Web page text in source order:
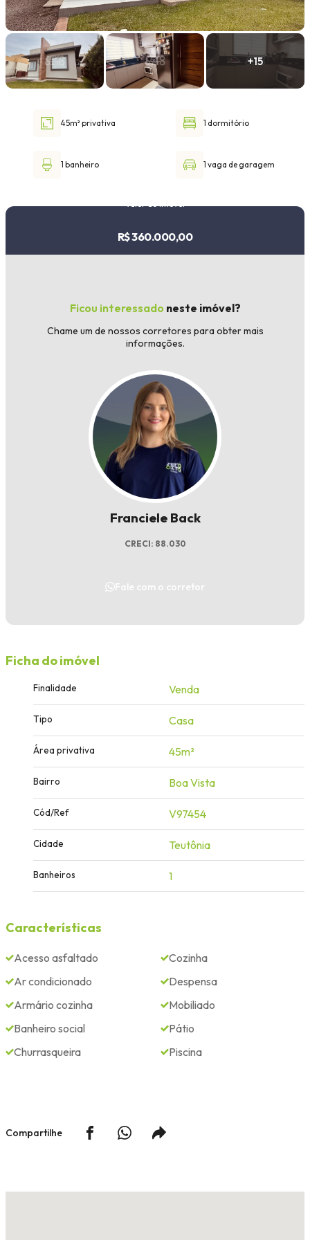
Faixa de valor
30.000,00até 1.000.000,00 ou +
45m² privativa 1 dormitório
1 banheiro 1 vaga de garagem
R$ 360.000,00
Ficou interessado neste imóvel?
Chame um de nossos corretores para obter mais
informações.
Franciele Back
CRECI: 88.030
Fale com o corretor
Ficha do imóvel
Finalidade Venda
Tipo Casa
Área privativa 45m²
Bairro Boa Vista
Cód/Ref V97454
Cidade Teutônia
Banheiros 1
Características
Acesso asfaltado
Ar condicionado
Armário cozinha
Banheiro social
Churrasqueira
Cozinha
Despensa
Mobiliado
Pátio
Piscina
Compartilhe